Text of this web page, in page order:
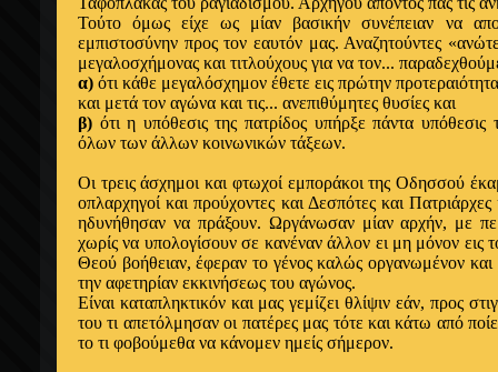
Τούτο όμως είχε ως μίαν βασικήν συνέπειαν να
εμπιστοσύνην προς τον εαυτόν μας. Αναζητούντες
μεγαλοσχήμονας και τιτλούχους για να τον...
α) ότι κάθε μεγαλόσχημον έθετε εις πρώτην
και μετά τον αγώνα και τις... ανεπιθύμητες θυσίες και
β) ότι η υπόθεσις της πατρίδος υπήρξε πάντα
όλων των άλλων κοινωνικών τάξεων.
Οι τρεις άσχημοι και φτωχοί εμποράκοι της Οδησσού
οπλαρχηγοί και προύχοντες και Δεσπότες και Πατριάρχες
ηδυνήθησαν να πράξουν. Ωργάνωσαν μίαν αρχήν, με
χωρίς να υπολογίσουν σε κανέναν άλλον ει μη μόνον εις
Θεού βοήθειαν, έφεραν το γένος καλώς οργανωμένον και
την αφετηρίαν εκκινήσεως του αγώνος.
Είναι καταπληκτικόν και μας γεμίζει θλίψιν εάν, προς
του τι απετόλμησαν οι πατέρες μας τότε και κάτω από
το τι φοβούμεθα να κάνομεν ημείς σήμερον.